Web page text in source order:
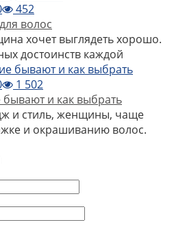
452
волос
хочет выглядеть хорошо.
достоинств каждой
1 502
бывают и как выбрать
и стиль, женщины, чаще
и окрашиванию волос.